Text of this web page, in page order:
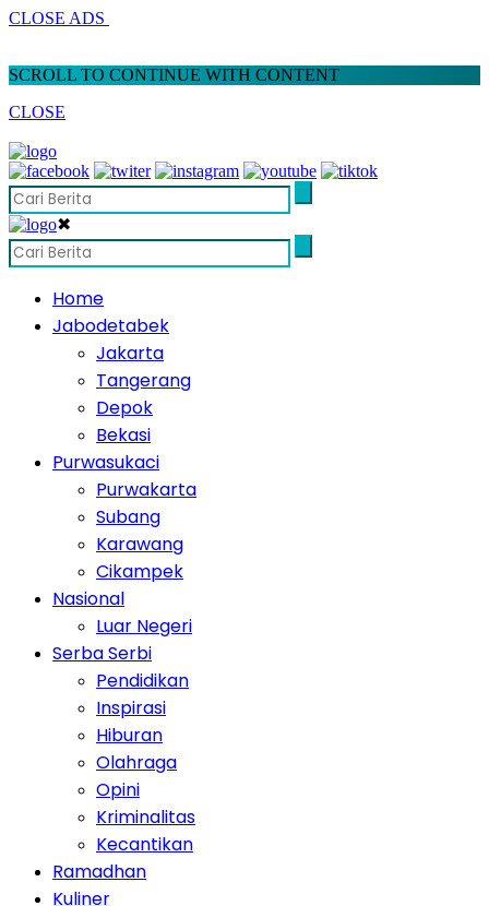
CLOSE ADS
SCROLL TO CONTINUE WITH CONTENT
CLOSE
✖
Home
Jabodetabek
Jakarta
Tangerang
Depok
Bekasi
Purwasukaci
Purwakarta
Subang
Karawang
Cikampek
Nasional
Luar Negeri
Serba Serbi
Pendidikan
Inspirasi
Hiburan
Olahraga
Opini
Kriminalitas
Kecantikan
Ramadhan
Kuliner